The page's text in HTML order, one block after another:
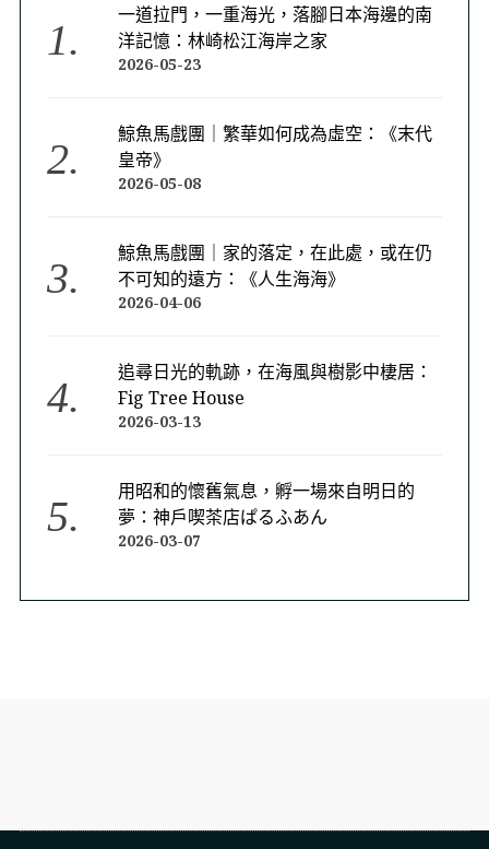
一道拉門，一重海光，落腳日本海邊的南
洋記憶：林崎松江海岸之家
2026-05-23
鯨魚馬戲團｜繁華如何成為虛空：《末代
皇帝》
2026-05-08
鯨魚馬戲團｜家的落定，在此處，或在仍
不可知的遠方：《人生海海》
2026-04-06
追尋日光的軌跡，在海風與樹影中棲居：
Fig Tree House
2026-03-13
用昭和的懷舊氣息，孵一場來自明日的
夢：神戶喫茶店ぱるふあん
2026-03-07